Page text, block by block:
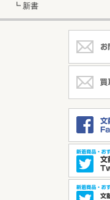
┗ 新書